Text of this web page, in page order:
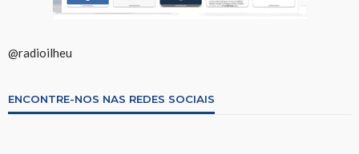
@radioilheu
ENCONTRE-NOS NAS REDES SOCIAIS